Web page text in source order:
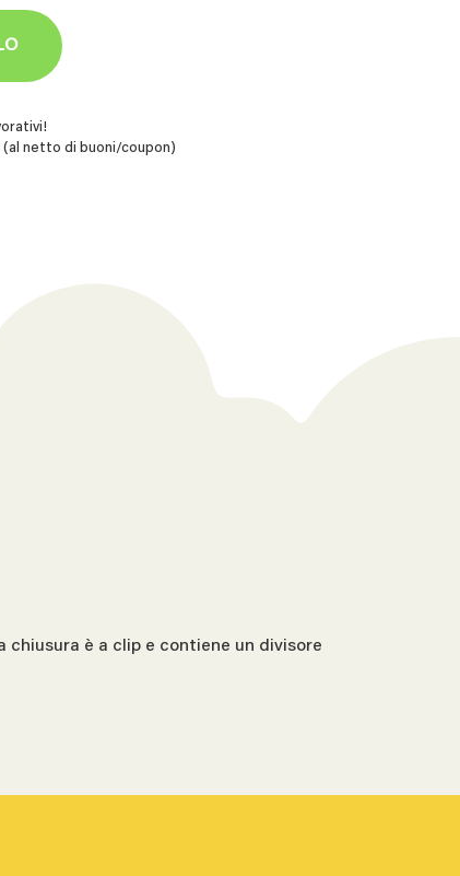
netto di buoni/coupon)
è a clip e contiene un divisore